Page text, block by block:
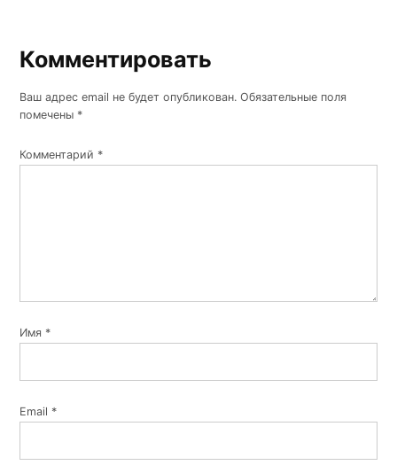
Комментировать
Ваш адрес email не будет опубликован. Обязательные поля
помечены *
Комментарий *
Имя *
Email *
Комментировать